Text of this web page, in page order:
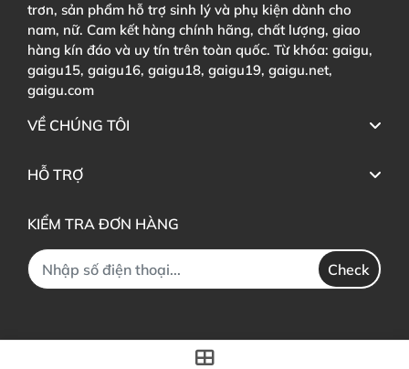
trơn, sản phẩm hỗ trợ sinh lý và phụ kiện dành cho
nam, nữ. Cam kết hàng chính hãng, chất lượng, giao
hàng kín đáo và uy tín trên toàn quốc. Từ khóa: gaigu,
gaigu15, gaigu16, gaigu18, gaigu19, gaigu.net,
gaigu.com
VỀ CHÚNG TÔI
HỖ TRỢ
KIỂM TRA ĐƠN HÀNG
Check